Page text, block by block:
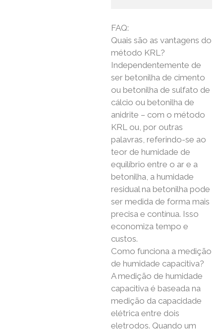
FAQ:
Quais são as vantagens do
método KRL?
Independentemente de
ser betonilha de cimento
ou betonilha de sulfato de
cálcio ou betonilha de
anidrite – com o método
KRL ou, por outras
palavras, referindo-se ao
teor de humidade de
equilíbrio entre o ar e a
betonilha, a humidade
residual na betonilha pode
ser medida de forma mais
precisa e contínua. Isso
economiza tempo e
custos.
Como funciona a medição
de humidade capacitiva?
A medição de humidade
capacitiva é baseada na
medição da capacidade
elétrica entre dois
eletrodos. Quando um